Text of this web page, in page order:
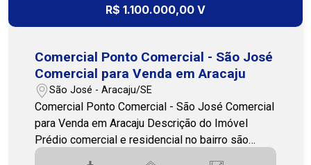
R$ 1.100.000,00 V
Comercial Ponto Comercial - São José
Comercial para Venda em Aracaju
São José - Aracaju/SE
Comercial Ponto Comercial - São José Comercial
para Venda em Aracaju Descrição do Imóvel
Prédio comercial e residencial no bairro são
José próximo a vários comércios, clínicas ,